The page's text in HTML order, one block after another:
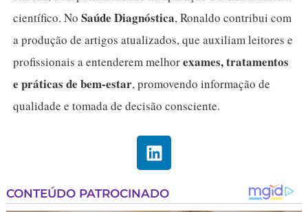
científico. NoSaúde Diagnóstica, Ronaldo contribui com
a produção de artigos atualizados, que auxiliam leitores e
profissionais a entenderem melhorexames, tratamentos
e práticas de bem-estar, promovendo informação de
qualidade e tomada de decisão consciente.
L
i
k